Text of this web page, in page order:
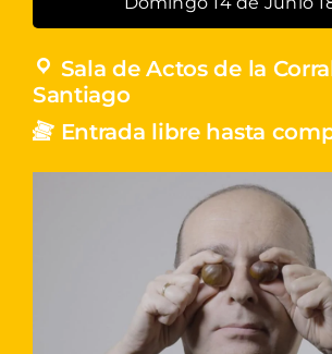
Sala de Actos de la
Santiago
Entrada libre hasta